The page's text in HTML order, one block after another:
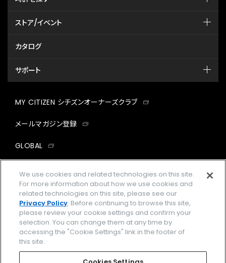
ストア/イベント
カタログ
サポート
MY CITIZEN シチズンオーナーズクラブ
メールマガジン登録
GLOBAL
facebookinstagramtwitter
企業情報 ご利用規約
プライバシーポリシー Cookies Settings
We use cookies and related technologies on this site.
For more information about how we use cookies and
related technologies on this site, please see our
Privacy Policy. Before continuing to browse this site,
please review your cookie settings and confirm your
selection. You can change them at any time by
accessing the "Cookie Settings" link in the footer of
this site.